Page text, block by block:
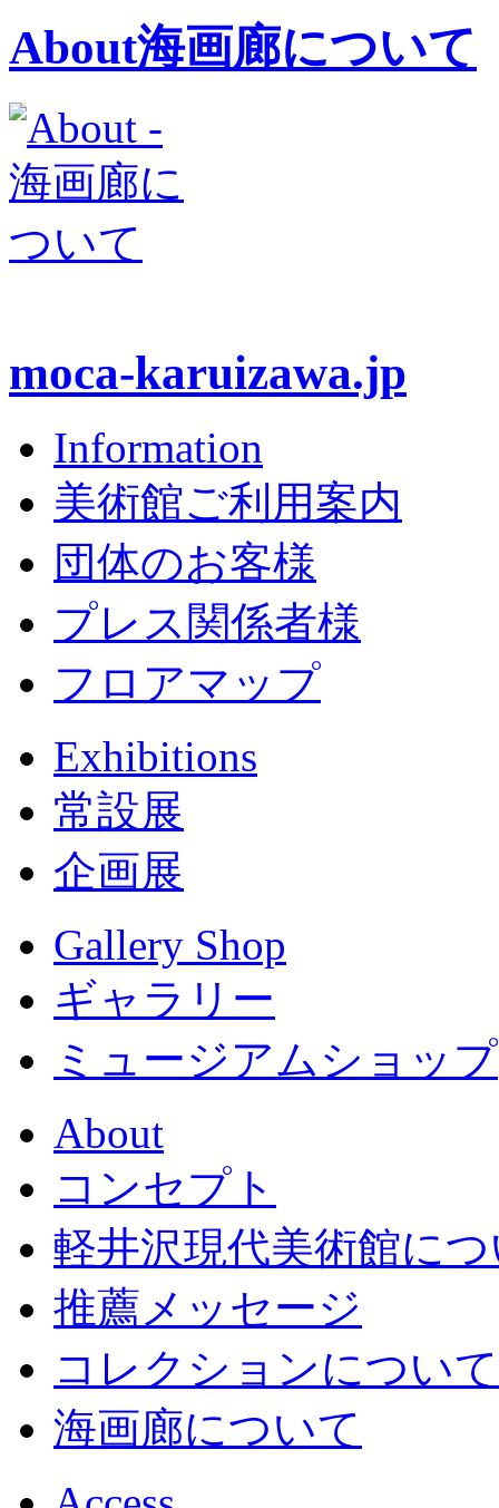
About海画廊について
moca-karuizawa.jp
Information
美術館ご利用案内
団体のお客様
プレス関係者様
フロアマップ
Exhibitions
常設展
企画展
Gallery Shop
ギャラリー
ミュージアムショップ
About
コンセプト
軽井沢現代美術館に
推薦メッセージ
コレクションについて
海画廊について